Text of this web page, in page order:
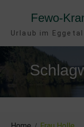
Fewo-
Urlaub im